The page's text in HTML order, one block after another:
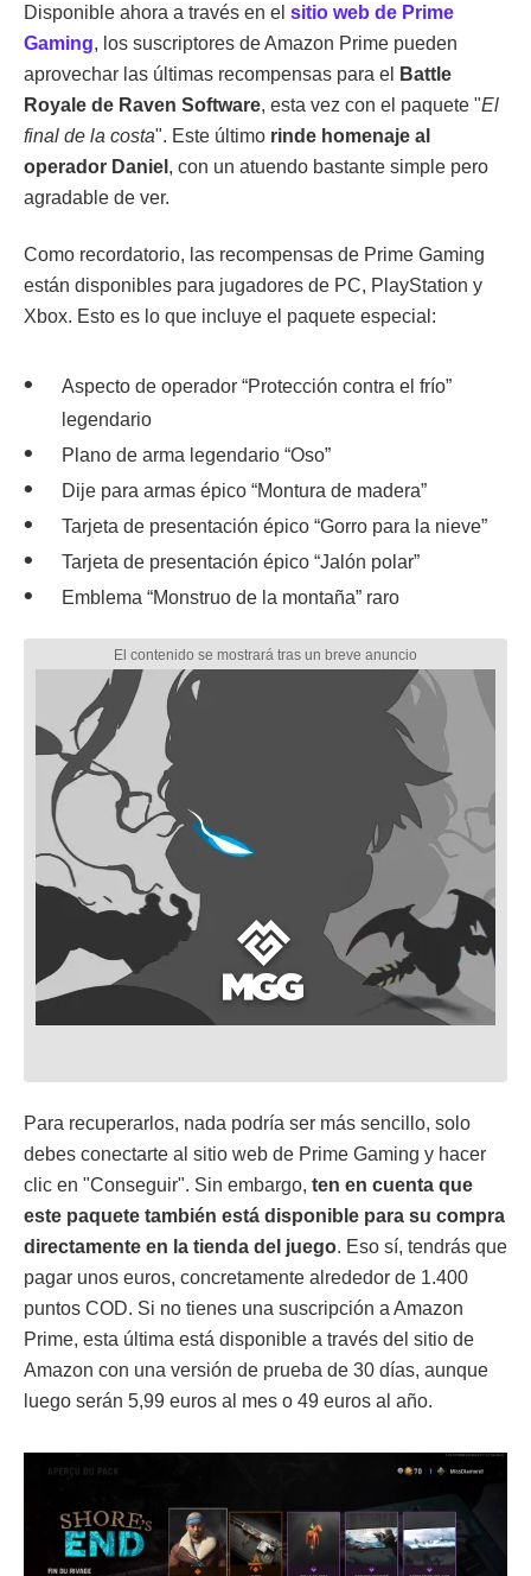
Disponible ahora a través en el sitio web de Prime
Gaming, los suscriptores de Amazon Prime pueden
aprovechar las últimas recompensas para el
Battle
Royale de Raven Software, esta vez con el paquete "El
final de la costa". Este último rinde homenaje al
operador Daniel , con un atuendo bastante simple pero
agradable de ver.
Como recordatorio, las recompensas de Prime Gaming
están disponibles para jugadores de PC, PlayStation y
Xbox. Esto es lo que incluye el paquete especial:
Aspecto de operador “Protección contra el frío”
legendario
Plano de arma legendario “Oso”
Dije para armas épico “Montura de madera”
Tarjeta de presentación épico “Gorro para la nieve”
Tarjeta de presentación épico “Jalón polar”
Emblema “Monstruo de la montaña” raro
Para recuperarlos, nada podría ser más sencillo, solo
debes conectarte al sitio web de Prime Gaming y hacer
clic en "Conseguir". Sin embargo, ten en cuenta que
este paquete también está disponible para su compra
directamente en la tienda del juego. Eso sí, tendrás que
pagar unos euros, concretamente alrededor de 1.400
puntos COD. Si no tienes una suscripción a Amazon
Prime, esta última está disponible a través del sitio de
Amazon con una versión de prueba de 30 días, aunque
luego serán 5,99 euros al mes o 49 euros al año.